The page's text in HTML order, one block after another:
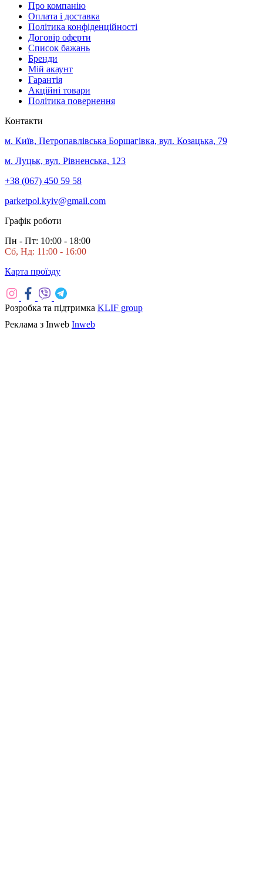
Про компанію
Оплата і доставка
Політика конфіденційності
Договір оферти
Список бажань
Бренди
Мій акаунт
Гарантія
Акційні товари
Політика повернення
Контакти
м. Київ, Петропавлівська Борщагівка, вул. Козацька, 79
м. Луцьк, вул. Рівненська, 123
+38 (067) 450 59 58
parketpol.kyiv@gmail.com
Графік роботи
Пн - Пт: 10:00 - 18:00
Сб, Нд: 11:00 - 16:00
Карта проїзду
Розробка та підтримка KLIF group
Реклама з Inweb Inweb